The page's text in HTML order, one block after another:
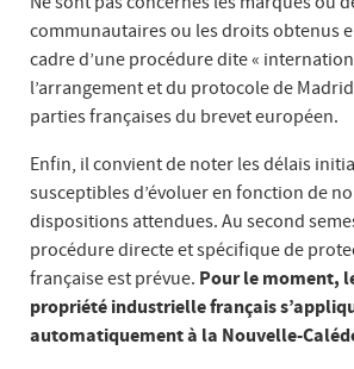
communautaires ou les droits obtenus
cadre d’une procédure dite «
l’arrangement et du protocole de
parties françaises du brevet européen.
Enfin, il convient de noter les délais
susceptibles d’évoluer en fonction de
dispositions attendues. Au second
procédure directe et spécifique de
française est prévue. Pour le moment,
propriété industrielle français
automatiquement à la Nouvelle-